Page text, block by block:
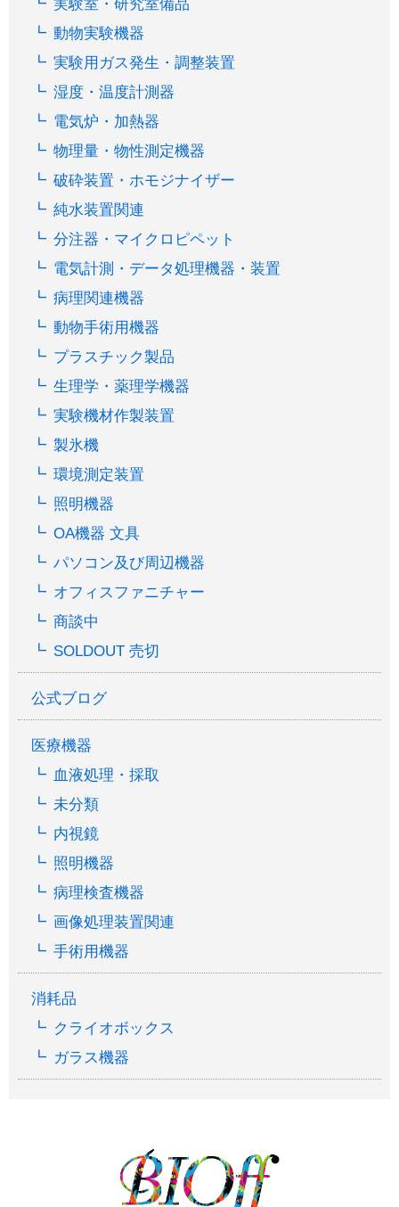
実験室・研究室備品
動物実験機器
実験用ガス発生・調整装置
湿度・温度計測器
電気炉・加熱器
物理量・物性測定機器
破砕装置・ホモジナイザー
純水装置関連
分注器・マイクロピペット
電気計測・データ処理機器・装置
病理関連機器
動物手術用機器
プラスチック製品
生理学・薬理学機器
実験機材作製装置
製氷機
環境測定装置
照明機器
OA機器 文具
パソコン及び周辺機器
オフィスファニチャー
商談中
SOLDOUT 売切
公式ブログ
医療機器
血液処理・採取
未分類
内視鏡
照明機器
病理検査機器
画像処理装置関連
手術用機器
消耗品
クライオボックス
ガラス機器